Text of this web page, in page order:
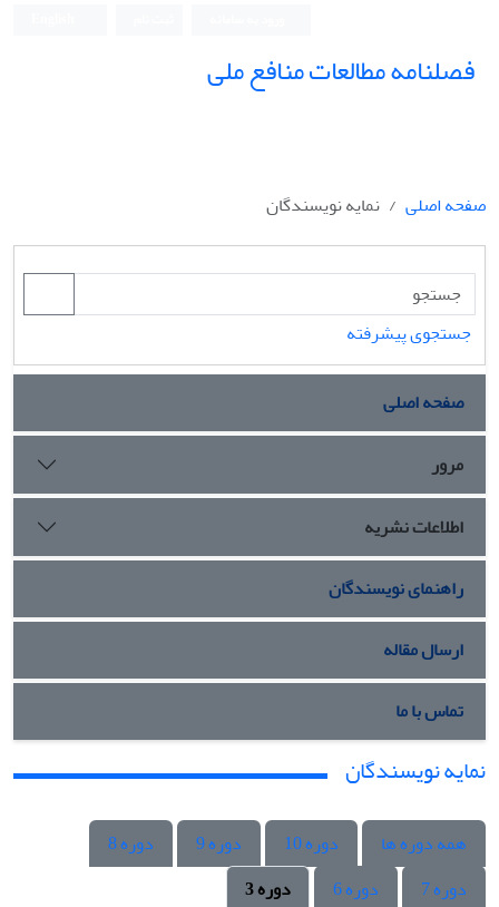
فصلنامه مطالعات منافع ملی
صفحه اصلی نمایه نویسندگان
جستجوی پیشرفته
صفحه اصلی
مرور
اطلاعات نشریه
راهنمای نویسندگان
ارسال مقاله
تماس با ما
نمایه نویسندگان
همه دوره ها دوره 10 دوره 9
دوره 8
دوره 7
دوره 6 دوره 3